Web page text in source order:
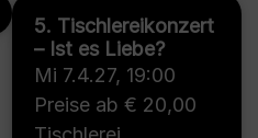
5. Tischlereikonzert
– Ist es Liebe?
Mi 7.4.27, 19:00
Preise ab € 20,00